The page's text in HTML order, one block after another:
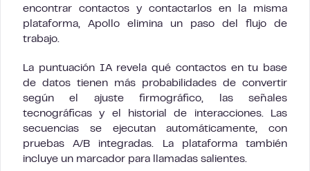
encontrar contactos y contactarlos en la misma
plataforma, Apollo elimina un paso del flujo de
trabajo.
La puntuación IA revela qué contactos en tu base
de datos tienen más probabilidades de convertir
según el ajuste firmográfico, las señales
tecnográficas y el historial de interacciones. Las
secuencias se ejecutan automáticamente, con
pruebas A/B integradas. La plataforma también
incluye un marcador para llamadas salientes.